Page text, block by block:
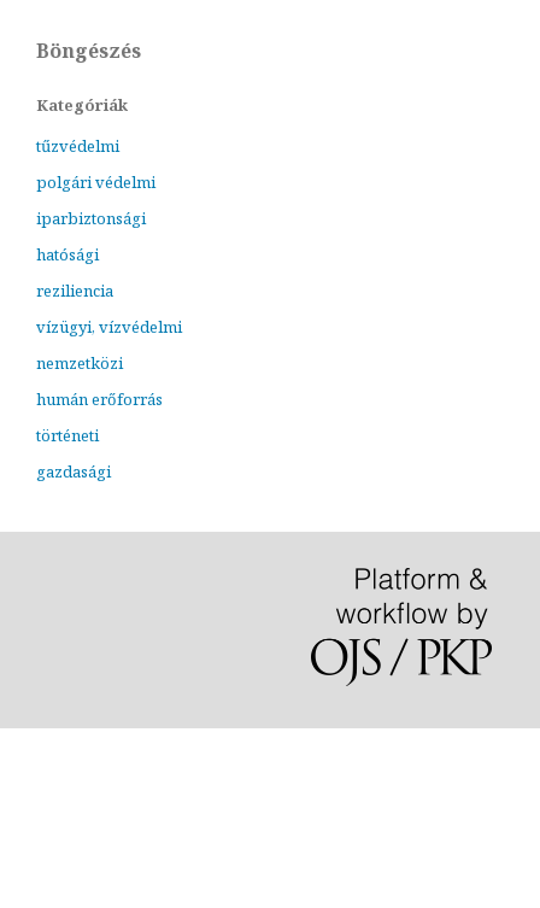
Böngészés
Kategóriák
tűzvédelmi
polgári védelmi
iparbiztonsági
hatósági
reziliencia
vízügyi, vízvédelmi
nemzetközi
humán erőforrás
történeti
gazdasági